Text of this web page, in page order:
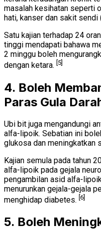
masalah kesihatan seperti
hati, kanser dan sakit sendi
Satu kajian terhadap 24
tinggi mendapati bahawa
2 minggu boleh
dengan ketara. [5]
4. Boleh
Paras Gula
Ubi bit juga mengandungi
alfa-lipoik. Sebatian ini
glukosa dan meningkatkan
Kajian semula pada tahun
alfa-lipoik pada gejala
pengambilan asid alfa-
menurunkan gejala-gejala
menghidap diabetes. [6]
5. Boleh